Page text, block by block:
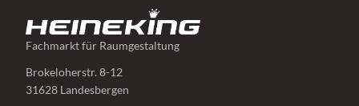
Fachmarkt für Raumgestaltung
Brokeloherstr. 8-12
31628 Landesbergen